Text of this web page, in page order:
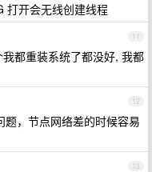
打开会无线创建线程
11
都重装系统了都没好, 我都
12
题，节点网络差的时候容易
13